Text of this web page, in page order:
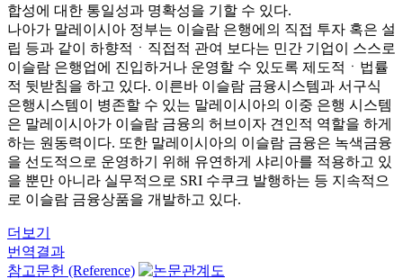
합성에 대한 통일성과 명확성을 기할 수 있다.
나아가 말레이시아 정부는 이슬람 은행에의 직접 투자 혹은 설
립 등과 같이 하향적ㆍ직접적 관여 보다는 민간 기업이 스스로
이슬람 은행업에 진입하거나 운영할 수 있도록 제도적ㆍ법률
적 뒷받침을 하고 있다. 이른바 이슬람 금융시스템과 서구식
은행시스템이 병존할 수 있는 말레이시아의 이중 은행 시스템
은 말레이시아가 이슬람 금융의 허브이자 견인적 역할을 하게
하는 원동력이다. 또한 말레이시아의 이슬람 금융은 녹색금융
을 선도적으로 운영하기 위해 유연하게 샤리아를 적용하고 있
을 뿐만 아니라 실무적으로 SRI 수쿠크 발행하는 등 지속적으
로 이슬람 금융상품을 개발하고 있다.
더보기
번역결과
참고문헌 (Reference)